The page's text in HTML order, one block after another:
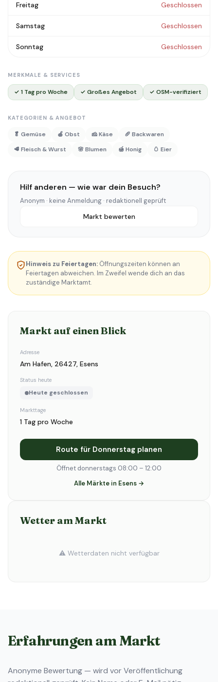
Freitag Geschlossen
Samstag Geschlossen
Sonntag Geschlossen
MERKMALE & SERVICES
✓ 1 Tag pro Woche ✓ Großes Angebot ✓ OSM-verifiziert
KATEGORIEN & ANGEBOT
🥬 Gemüse 🍎 Obst 🧀 Käse
🥖 Backwaren
🥩 Fleisch & Wurst
🌸 Blumen 🍯 Honig 🥚 Eier
Hilf anderen — wie war dein Besuch?
Anonym · keine Anmeldung · redaktionell geprüft
Markt bewerten
Hinweis zu Feiertagen: Öffnungszeiten können an
Feiertagen abweichen. Im Zweifel wende dich an das
zuständige Marktamt.
Markt auf einen Blick
Adresse
Am Hafen, 26427, Esens
Status heute
Heute geschlossen
Markttage
1 Tag pro Woche
Route für Donnerstag planen
Öffnet donnerstags 08:00 – 12:00
Alle Märkte in Esens →
Wetter am Markt
⚠️ Wetterdaten nicht verfügbar
Erfahrungen am Markt
Anonyme Bewertung — wird vor Veröffentlichung